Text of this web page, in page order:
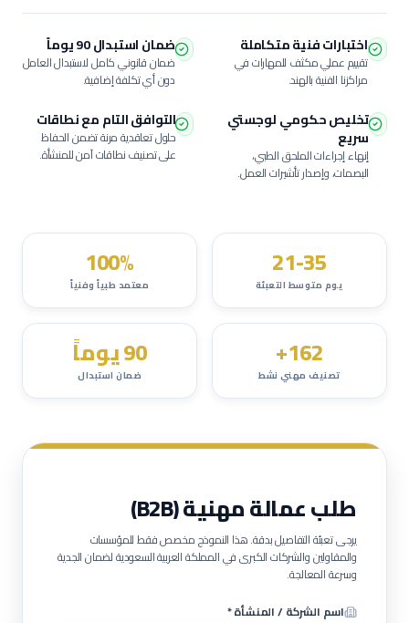
اختبارات فنية متكاملة
تقييم عملي مكثف للمهارات في
مراكزنا الفنية بالهند.
ضمان استبدال 90 يوماً
ضمان قانوني كامل لاستبدال العامل
دون أي تكلفة إضافية.
تخليص حكومي لوجستي
سريع
إنهاء إجراءات الملحق الطبي،
البصمات، وإصدار تأشيرات العمل.
التوافق التام مع نطاقات
حلول تعاقدية مرنة تضمن الحفاظ
على تصنيف نطاقات آمن للمنشأة.
21-35
يوم متوسط التعبئة
100%
معتمد طبياً وفنياً
162+
تصنيف مهني نشط
90 يوماً
ضمان استبدال
طلب عمالة مهنية (B2B)
يرجى تعبئة التفاصيل بدقة. هذا النموذج مخصص فقط للمؤسسات
والمقاولين والشركات الكبرى في المملكة العربية السعودية لضمان الجدية
وسرعة المعالجة.
اسم الشركة / المنشأة *